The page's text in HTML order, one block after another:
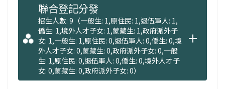
聯合登記分發
招生人數: 9（一般生: 1,原住民: 1,退伍軍人: 1,
僑生: 1,境外人才子女: 1,蒙藏生: 1,政府派外子
女: 1,一般生: 1,原住民: 0,退伍軍人: 0,僑生: 0,境
外人才子女: 0,蒙藏生: 0,政府派外子女: 0,一般
生: 1,原住民: 0,退伍軍人: 0,僑生: 0,境外人才子
女: 0,蒙藏生: 0,政府派外子女: 0）